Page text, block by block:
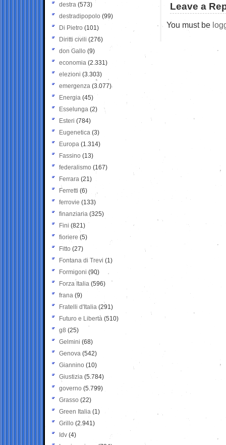
Leave a
You must be
destra (573)
destradipopolo (99)
Di Pietro (101)
Diritti civili (276)
don Gallo (9)
economia (2.331)
elezioni (3.303)
emergenza (3.077)
Energia (45)
Esselunga (2)
Esteri (784)
Eugenetica (3)
Europa (1.314)
Fassino (13)
federalismo (167)
Ferrara (21)
Ferretti (6)
ferrovie (133)
finanziaria (325)
Fini (821)
fioriere (5)
Fitto (27)
Fontana di Trevi (1)
Formigoni (90)
Forza Italia (596)
frana (9)
Fratelli d'Italia (291)
Futuro e Libertà (510)
g8 (25)
Gelmini (68)
Genova (542)
Giannino (10)
Giustizia (5.784)
governo (5.799)
Grasso (22)
Green Italia (1)
Grillo (2.941)
Idv (4)